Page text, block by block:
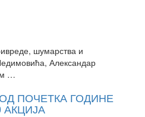
шумарства и
Александар
…
ПОЧЕТКА ГОДИНЕ